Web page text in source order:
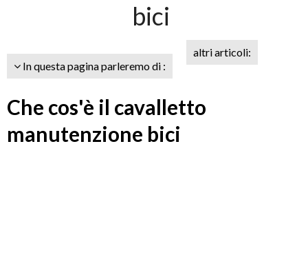
bici
In questa pagina parleremo di :
altri articoli:
Che cos'è il cavalletto
manutenzione bici